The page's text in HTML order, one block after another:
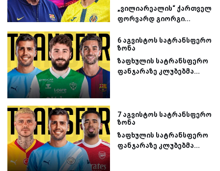
„ვილიარეალის“ ქართველ
ფორვარდ გიორგი...
6 აგვისტოს სატრანსფერო
ზონა
ზაფხულის სატრანსფერო
ფანჯარაზე კლუბებმა...
7 აგვისტოს სატრანსფერო
ზონა
ზაფხულის სატრანსფერო
ფანჯარაზე კლუბებმა...